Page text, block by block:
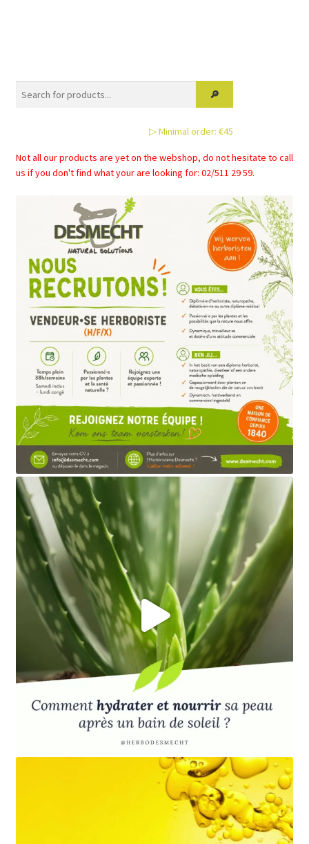
▷ Minimal order: €45
Not all our products are yet on the webshop, do not hesitate to call
us if you don't find what your are looking for: 02/511 29 59.